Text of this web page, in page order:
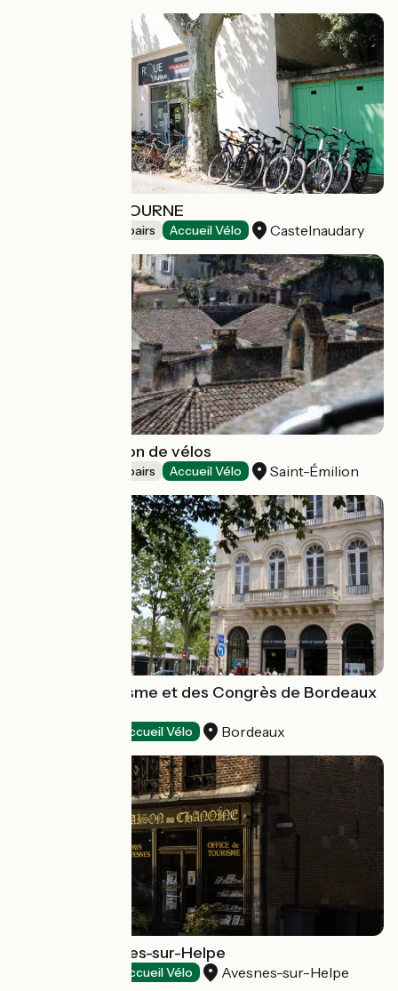
LA ROUE QUI TOURNE
Bicycle rentals/ repairs Accueil Vélo Castelnaudary
Véloce - Location de vélos
Bicycle rentals/ repairs Accueil Vélo Saint-Émilion
Office de Tourisme et des Congrès de Bordeaux
Accueil Vélo Bordeaux
Bureau d'Avesnes-sur-Helpe
Accueil Vélo Avesnes-sur-Helpe